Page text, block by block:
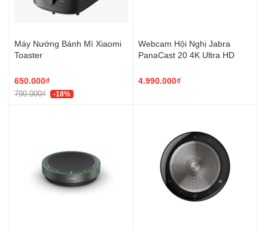
Máy Nướng Bánh Mì Xiaomi
Toaster
650.000₫
790.000₫ -18%
Webcam Hội Nghị Jabra
PanaCast 20 4K Ultra HD
4.990.000₫